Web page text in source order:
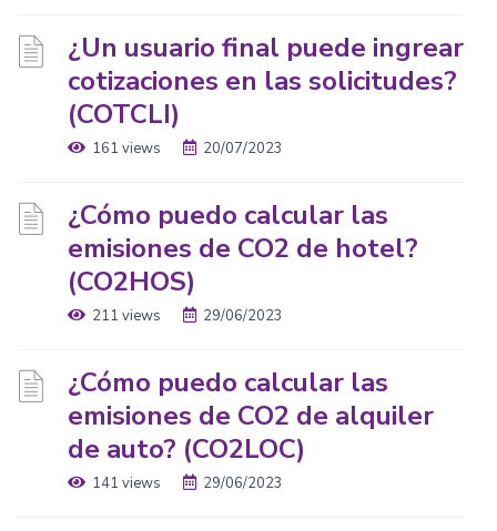
¿Un usuario final puede ingrear
cotizaciones en las solicitudes?
(COTCLI)
161 views 20/07/2023
¿Cómo puedo calcular las
emisiones de CO2 de hotel?
(CO2HOS)
211 views 29/06/2023
¿Cómo puedo calcular las
emisiones de CO2 de alquiler
de auto? (CO2LOC)
141 views 29/06/2023